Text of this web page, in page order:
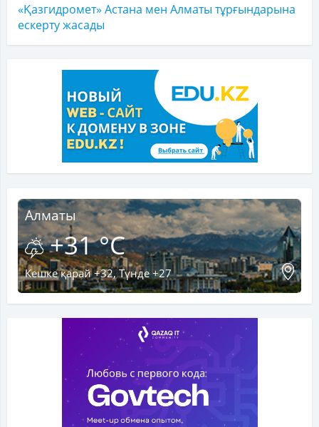
«Қазгидромет» Астана мен Алматы тұрғындарына
ескерту жасады
Алматы
+31 °C
Кешке қарай +32, Түнде +27